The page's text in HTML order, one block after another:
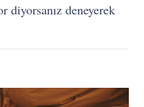
diyorsanız deneyerek